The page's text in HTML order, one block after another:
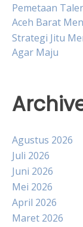
Pemetaan
Aceh Barat
Strategi Jitu
Agar Maju
Agustus 2026
Juli 2026
Juni 2026
Mei 2026
April 2026
Maret 2026